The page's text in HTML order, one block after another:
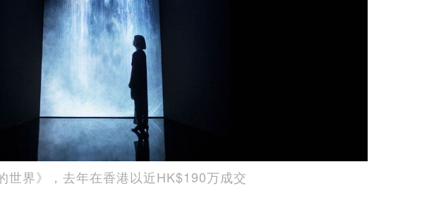
世界》，去年在香港以近HK$190万成交